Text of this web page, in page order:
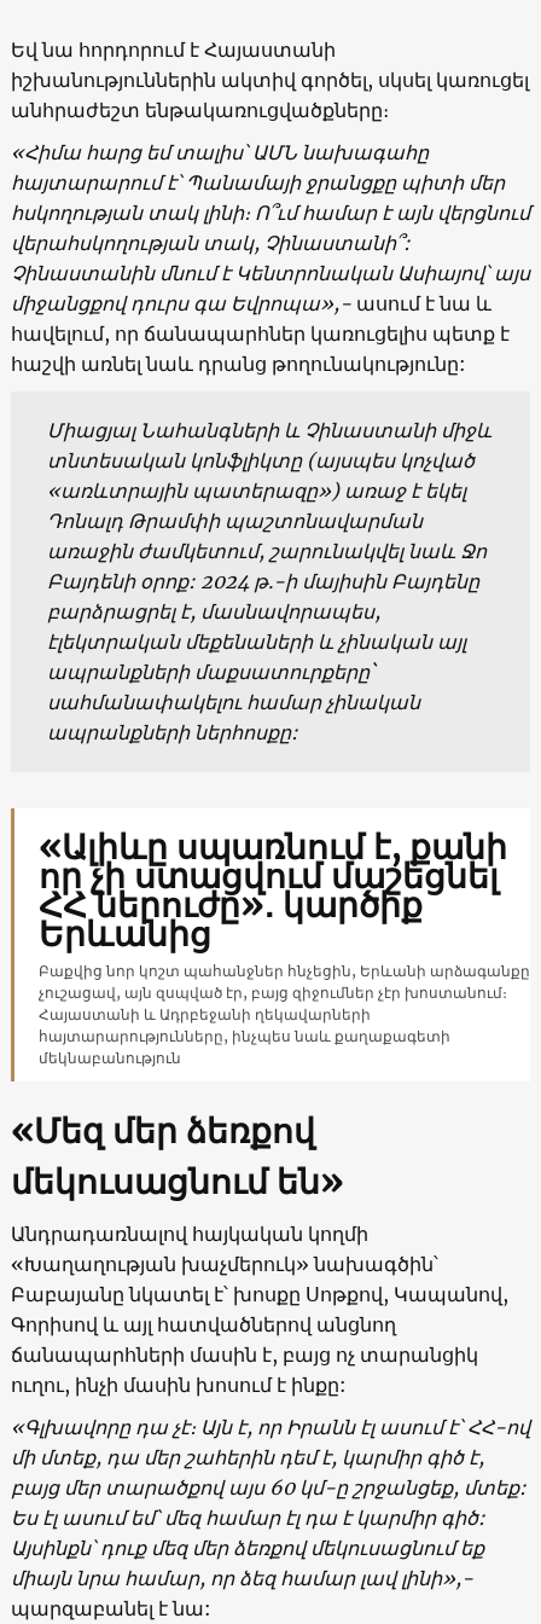
Եվ նա հորդորում է Հայաստանի
իշխանություններին ակտիվ գործել, սկսել կառուցել
անհրաժեշտ ենթակառուցվածքները։
«Հիմա հարց եմ տալիս՝ ԱՄՆ նախագահը
հայտարարում է՝ Պանամայի ջրանցքը պիտի մեր
հսկողության տակ լինի։ Ո՞ւմ համար է այն վերցնում
վերահսկողության տակ, Չինաստանի՞:
Չինաստանին մնում է Կենտրոնական Ասիայով՝ այս
միջանցքով դուրս գա Եվրոպա»,-ասում է նա և
հավելում, որ ճանապարհներ կառուցելիս պետք է
հաշվի առնել նաև դրանց թողունակությունը:
Միացյալ Նահանգների և Չինաստանի միջև
տնտեսական կոնֆլիկտը (այսպես կոչված
«առևտրային պատերազը») առաջ է եկել
Դոնալդ Թրամփի պաշտոնավարման
առաջին ժամկետում, շարունակվել նաև Ջո
Բայդենի օրոք: 2024 թ.-ի մայիսին Բայդենը
բարձրացրել է, մասնավորապես,
էլեկտրական մեքենաների և չինական այլ
ապրանքների մաքսատուրքերը`
սահմանափակելու համար չինական
ապրանքների ներհոսքը:
«Ալիևը սպառնում է, քանի
որ չի ստացվում մաշեցնել
ՀՀ ներուժը»․ կարծիք
Երևանից
Բաքվից նոր կոշտ պահանջներ հնչեցին, Երևանի արձագանքը
չուշացավ, այն զսպված էր, բայց զիջումներ չէր խոստանում։
Հայաստանի և Ադրբեջանի ղեկավարների
հայտարարությունները, ինչպես նաև քաղաքագետի
մեկնաբանություն
«Մեզ մեր ձեռքով
մեկուսացնում են»
Անդրադառնալով հայկական կողմի
«Խաղաղության խաչմերուկ» նախագծին՝
Բաբայանը նկատել է՝ խոսքը Սոթքով, Կապանով,
Գորիսով և այլ հատվածներով անցնող
ճանապարհների մասին է, բայց ոչ տարանցիկ
ուղու, ինչի մասին խոսում է ինքը:
«Գլխավորը դա չէ։ Այն է, որ Իրանն էլ ասում է՝ ՀՀ-ով
մի մտեք, դա մեր շահերին դեմ է, կարմիր գիծ է,
բայց մեր տարածքով այս 60 կմ-ը շրջանցեք, մտեք:
Ես էլ ասում եմ՝ մեզ համար էլ դա է կարմիր գիծ:
Այսինքն՝ դուք մեզ մեր ձեռքով մեկուսացնում եք
միայն նրա համար, որ ձեզ համար լավ լինի»,-
պարզաբանել է նա: